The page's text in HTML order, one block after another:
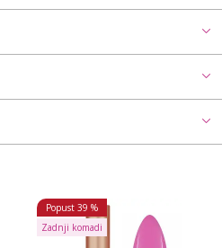
Popust 39 %
Zadnji komadi